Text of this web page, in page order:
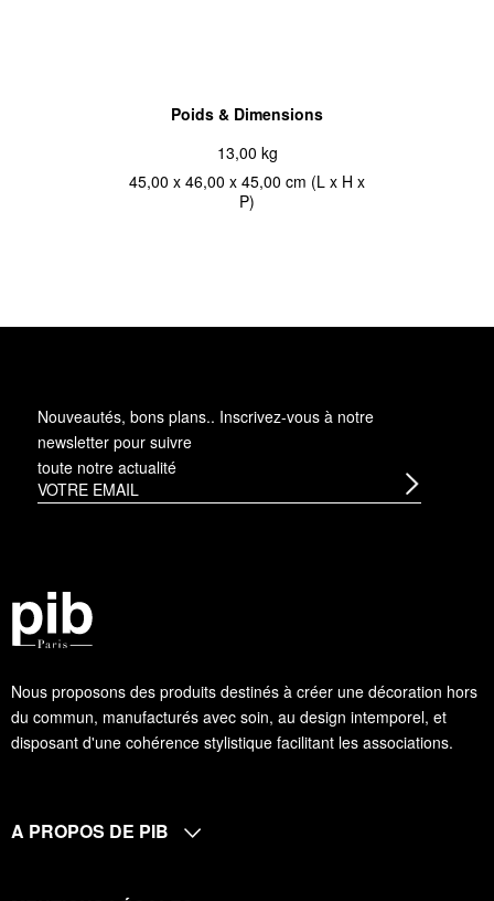
Poids & Dimensions
13,00 kg
45,00 x 46,00 x 45,00 cm (L x H x
P)
Nous proposons des produits destinés à créer une décoration hors
du commun, manufacturés avec soin, au design intemporel, et
disposant d'une cohérence stylistique facilitant les associations.
Nouveautés, bons plans.. Inscrivez-vous à notre
newsletter pour suivre
toute notre actualité
A PROPOS DE PIB